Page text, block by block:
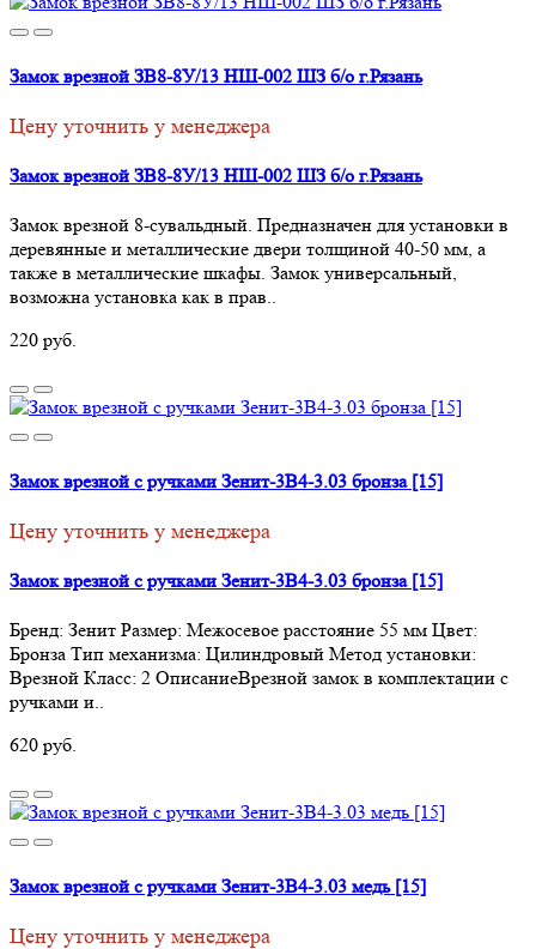
Замок врезной ЗВ8-8У/13 НШ-002 ШЗ б/о г.Рязань
Цену уточнить у менеджера
Замок врезной ЗВ8-8У/13 НШ-002 ШЗ б/о г.Рязань
Замок врезной 8-сувальдный. Предназначен для установки в
деревянные и металлические двери толщиной 40-50 мм, а
также в металлические шкафы. Замок универсальный,
возможна установка как в прав..
220 руб.
Замок врезной с ручками Зенит-3В4-3.03 бронза [15]
Цену уточнить у менеджера
Замок врезной с ручками Зенит-3В4-3.03 бронза [15]
Бренд: Зенит Размер: Межосевое расстояние 55 мм Цвет:
Бронза Тип механизма: Цилиндровый Метод установки:
Врезной Класс: 2 ОписаниеВрезной замок в комплектации с
ручками и..
620 руб.
Замок врезной с ручками Зенит-3В4-3.03 медь [15]
Цену уточнить у менеджера